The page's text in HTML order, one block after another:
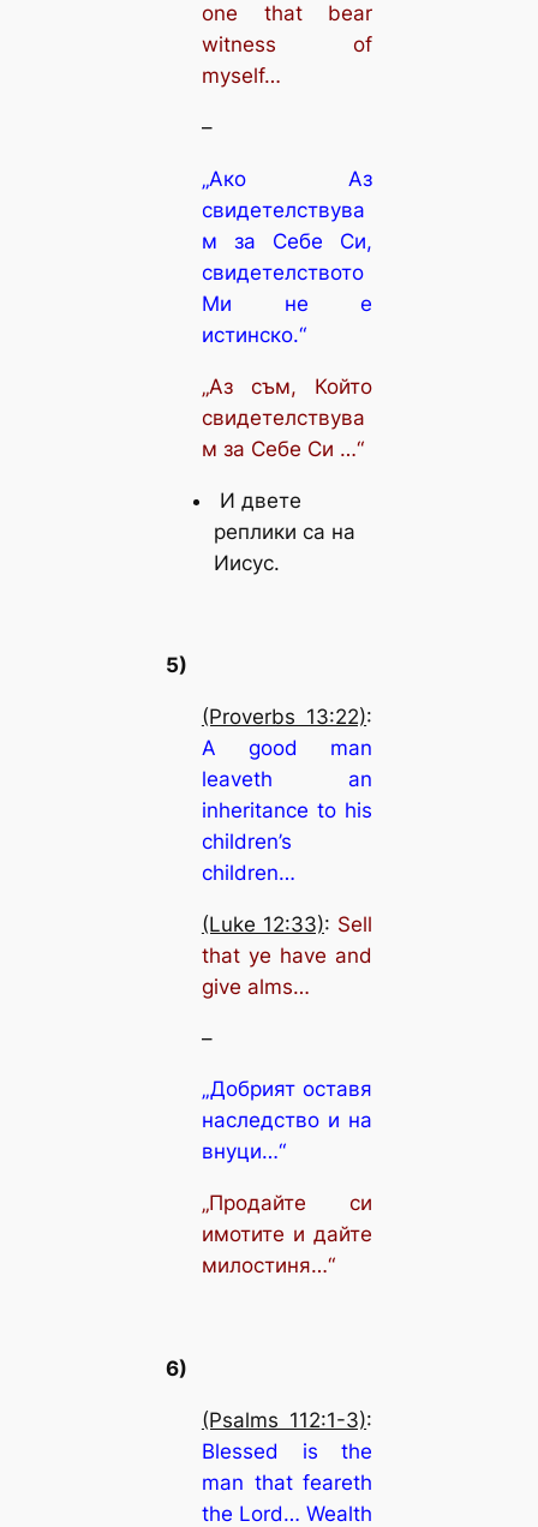
one that bear
witness of
myself…
–
„Ако Аз
свидетелствува
м за Себе Си,
свидетелството
Ми не е
истинско.“
„Аз съм, Който
свидетелствува
м за Себе Си …“
И двете
реплики са на
Иисус.
5)
(Proverbs 13:22):
A good man
leaveth an
inheritance to his
children’s
children…
(Luke 12:33): Sell
that ye have and
give alms…
–
„Добрият оставя
наследство и на
внуци…“
„Продайте си
имотите и дайте
милостиня…“
6)
(Psalms 112:1-3):
Blessed is the
man that feareth
the Lord… Wealth